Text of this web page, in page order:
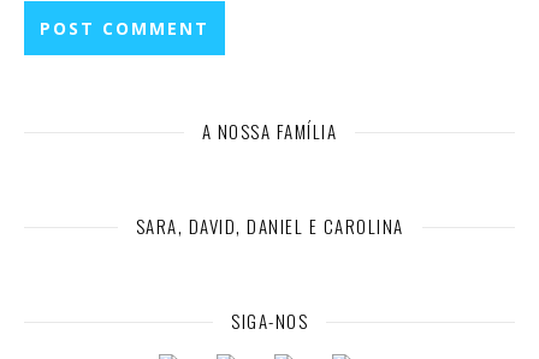
A NOSSA FAMÍLIA
SARA, DAVID, DANIEL E CAROLINA
SIGA-NOS